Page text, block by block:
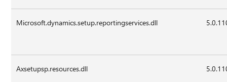
Microsoft.dynamics.setup.reportingservices.dll
Axsetupsp.resources.dll